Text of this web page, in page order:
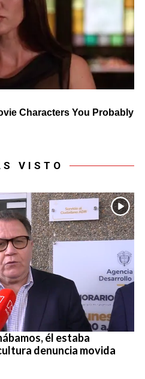
VISTO
él estaba
denuncia movida